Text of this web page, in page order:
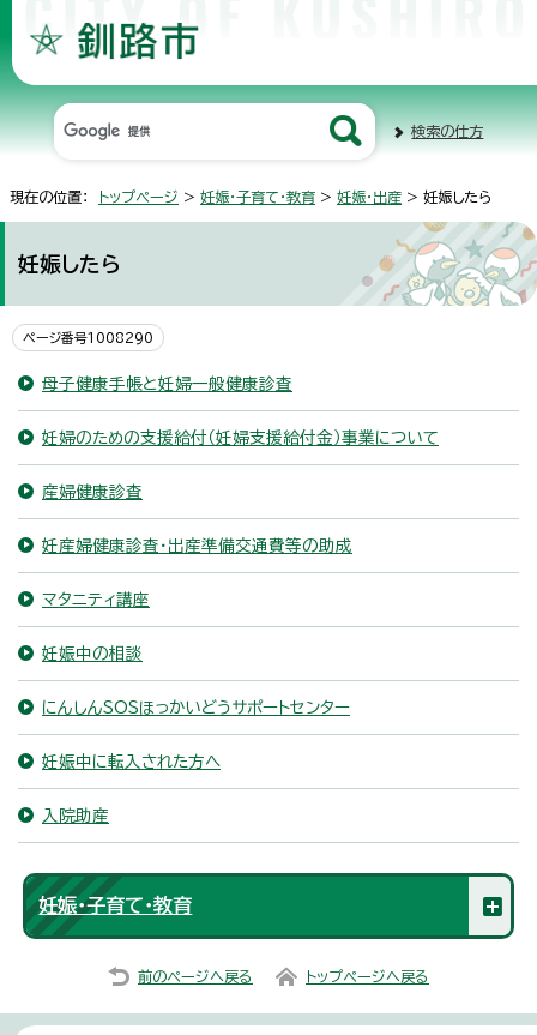
検索の仕方
現在の位置： トップページ > 妊娠・子育て・教育 > 妊娠・出産 > 妊娠したら
妊娠したら
ページ番号1008290
母子健康手帳と妊婦一般健康診査
妊婦のための支援給付（妊婦支援給付金）事業について
産婦健康診査
妊産婦健康診査・出産準備交通費等の助成
マタニティ講座
妊娠中の相談
にんしんSOSほっかいどうサポートセンター
妊娠中に転入された方へ
入院助産
妊娠・子育て・教育
前のページへ戻る トップページへ戻る